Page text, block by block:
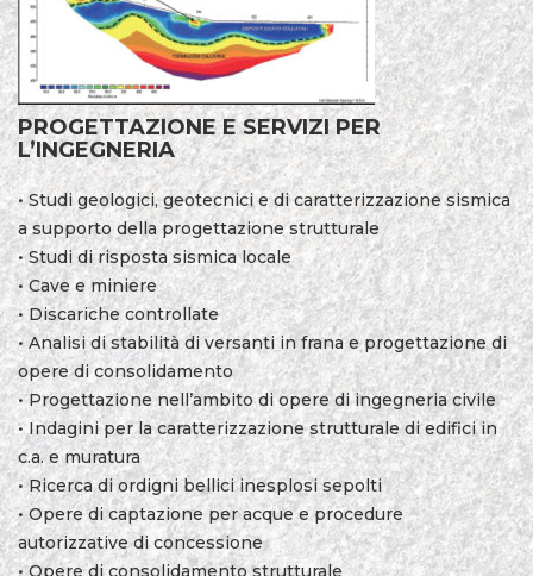
PROGETTAZIONE E SERVIZI PER
L’INGEGNERIA
• Studi geologici, geotecnici e di caratterizzazione sismica
a supporto della progettazione strutturale
• Studi di risposta sismica locale
• Cave e miniere
• Discariche controllate
• Analisi di stabilità di versanti in frana e progettazione di
opere di consolidamento
• Progettazione nell’ambito di opere di ingegneria civile
• Indagini per la caratterizzazione strutturale di edifici in
c.a. e muratura
• Ricerca di ordigni bellici inesplosi sepolti
• Opere di captazione per acque e procedure
autorizzative di concessione
• Opere di consolidamento strutturale